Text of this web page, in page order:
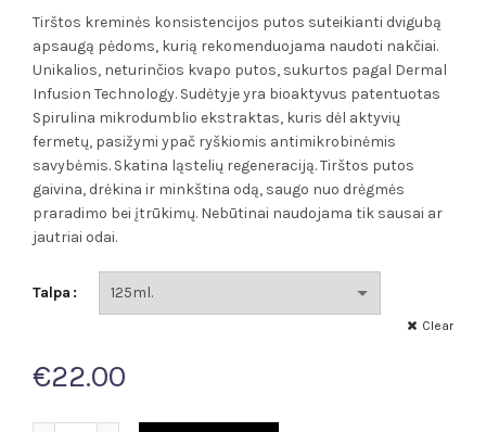
range:
€22.00
through
€39.00
Tirštos kreminės konsistencijos putos suteikianti dvigubą
apsaugą pėdoms, kurią rekomenduojama naudoti nakčiai.
Unikalios, neturinčios kvapo putos, sukurtos pagal Dermal
Infusion Technology. Sudėtyje yra bioaktyvus patentuotas
Spirulina mikrodumblio ekstraktas, kuris dėl aktyvių
fermetų, pasižymi ypač ryškiomis antimikrobinėmis
savybėmis. Skatina ląstelių regeneraciją. Tirštos putos
gaivina, drėkina ir minkština odą, saugo nuo drėgmės
praradimo bei įtrūkimų. Nebūtinai naudojama tik sausai ar
jautriai odai.
Talpa
Clear
€22.00